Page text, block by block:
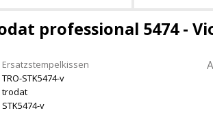
professional 5474 -
Ersatzstempelkissen
TRO-STK5474-v
trodat
STK5474-v